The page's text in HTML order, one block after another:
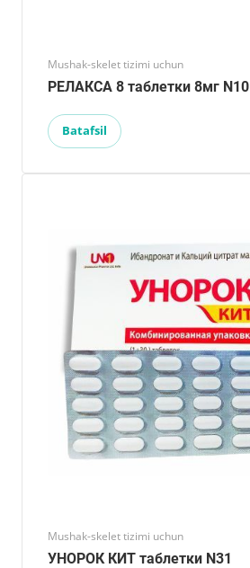
Mushak-skelet tizimi uchun
РЕЛАКСА 8 таблетки 8мг N10
Batafsil
Mushak-skelet tizimi uchun
УНОРОК КИТ таблетки N31